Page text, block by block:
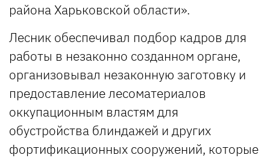
района Харьковской области».
Лесник обеспечивал подбор кадров для
работы в незаконно созданном органе,
организовывал незаконную заготовку и
предоставление лесоматериалов
оккупационным властям для
обустройства блиндажей и других
фортификационных сооружений, которые